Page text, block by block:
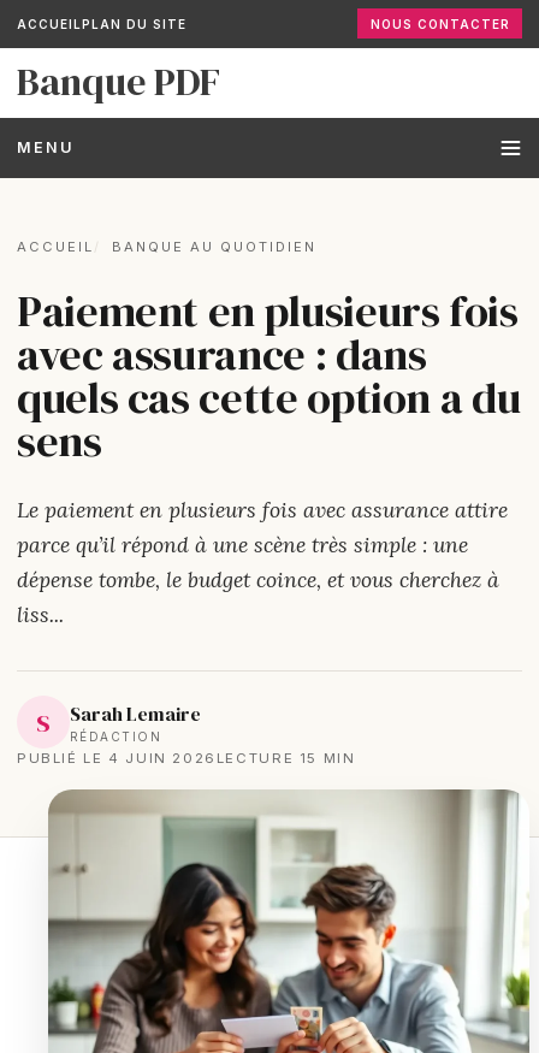
ACCUEILPLAN DU SITE NOUS CONTACTER
Banque PDF
MENU
ACCUEIL BANQUE AU QUOTIDIEN
Paiement en plusieurs fois
avec assurance : dans
quels cas cette option a du
sens
Le paiement en plusieurs fois avec assurance attire
parce qu’il répond à une scène très simple : une
dépense tombe, le budget coince, et vous cherchez à
liss...
S Sarah Lemaire
RÉDACTION
PUBLIÉ LE 4 JUIN 2026 LECTURE 15 MIN